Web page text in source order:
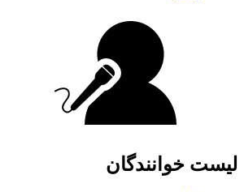
لیست خوانندگان